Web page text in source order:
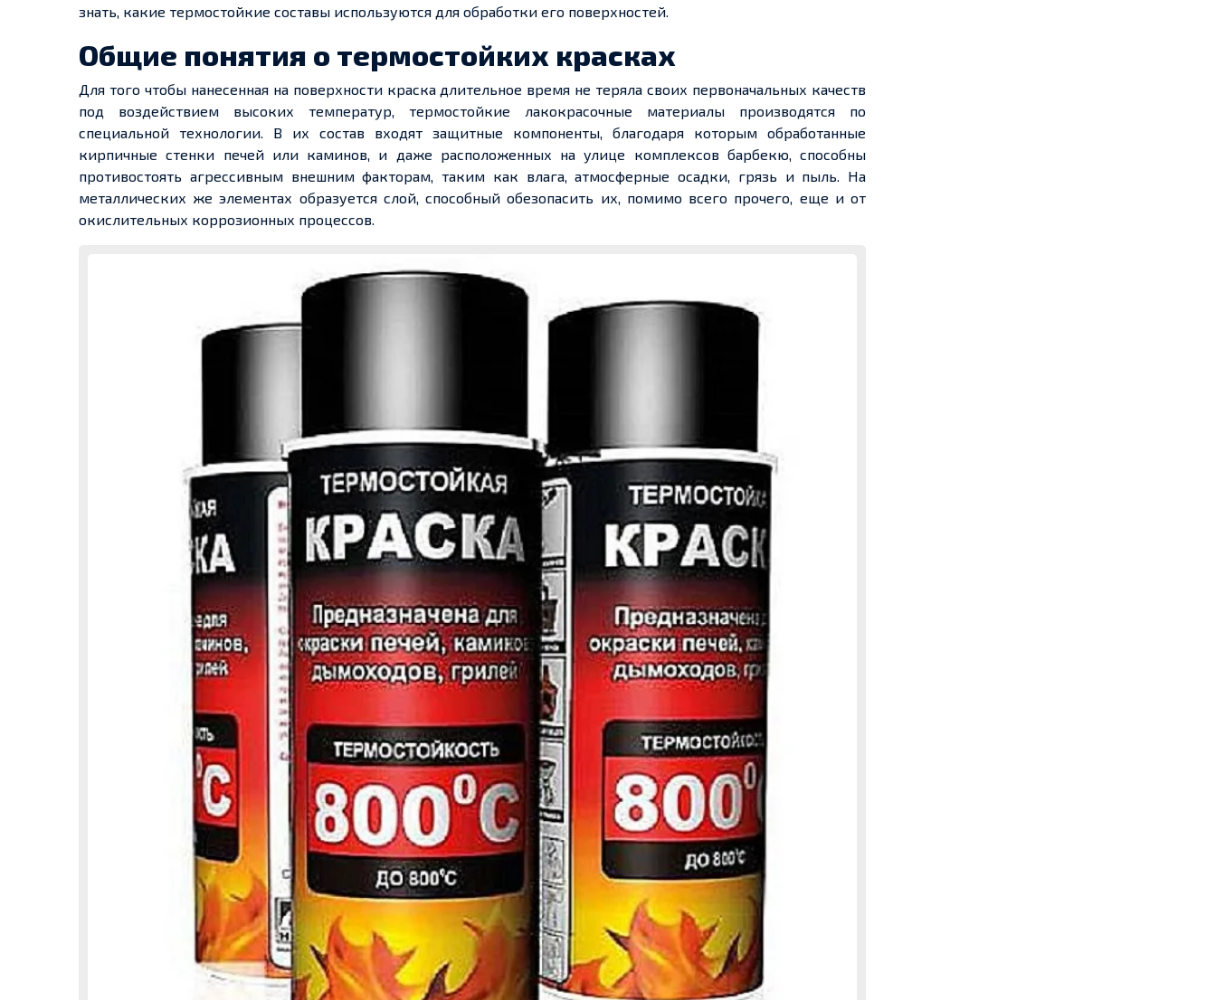
знать, какие термостойкие составы используются для обработки его поверхностей.
Общие понятия о термостойких красках
Для того чтобы нанесенная на поверхности краска длительное время не теряла своих первоначальных качеств
под воздействием высоких температур, термостойкие лакокрасочные материалы производятся по
специальной технологии. В их состав входят защитные компоненты, благодаря которым обработанные
кирпичные стенки печей или каминов, и даже расположенных на улице комплексов барбекю, способны
противостоять агрессивным внешним факторам, таким как влага, атмосферные осадки, грязь и пыль. На
металлических же элементах образуется слой, способный обезопасить их, помимо всего прочего, еще и от
окислительных коррозионных процессов.